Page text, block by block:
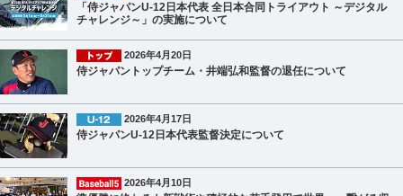
「侍ジャパンU-12日本代表 全日本合同トライアウト ～デジタル
チャレンジ～」の実施について
2026年4月20日
侍ジャパントップチーム・井端弘和監督の退任について
2026年4月17日
侍ジャパンU-12日本代表監督決定について
2026年4月10日